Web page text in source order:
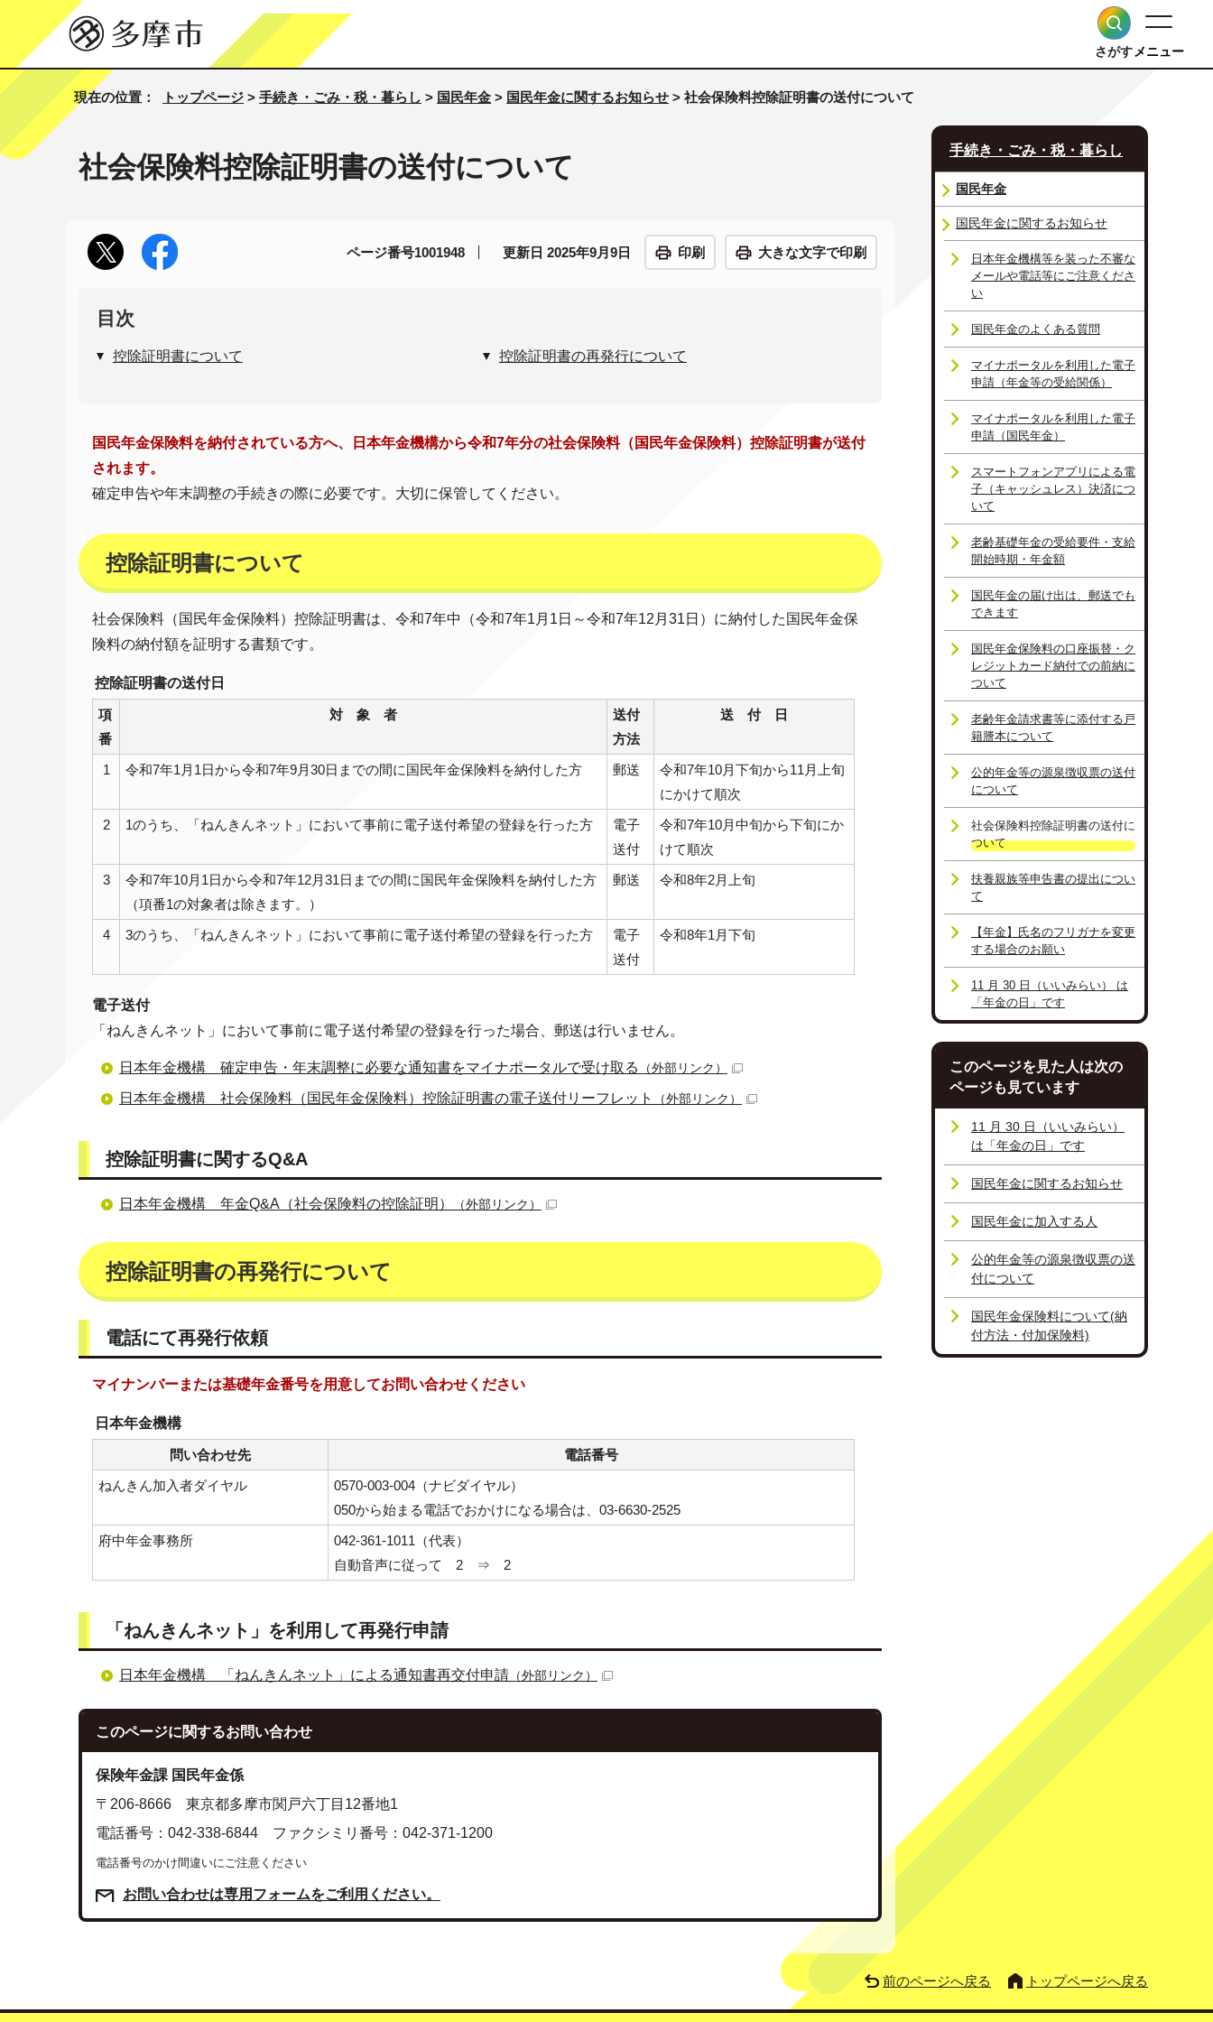
さがすメニュー
現在の位置： トップページ > 手続き・ごみ・税・暮らし > 国民年金 > 国民年金に関するお知らせ > 社会保険料控除証明書の送付について
社会保険料控除証明書の送付について
ページ番号1001948 更新日 2025年9月9日 印刷 大きな文字で印刷
目次
控除証明書について 控除証明書の再発行について
国民年金保険料を納付されている方へ、日本年金機構から令和7年分の社会保険料（国民年金保険料）控除証明書が送付
されます。
確定申告や年末調整の手続きの際に必要です。大切に保管してください。
控除証明書について
社会保険料（国民年金保険料）控除証明書は、令和7年中（令和7年1月1日～令和7年12月31日）に納付した国民年金保
険料の納付額を証明する書類です。
控除証明書の送付日
項
番
対 象 者
送付
方法
送 付 日
1 令和7年1月1日から令和7年9月30日までの間に国民年金保険料を納付した方 郵送
令和7年10月下旬から11月上旬
にかけて順次
2
1のうち、「ねんきんネット」において事前に電子送付希望の登録を行った方
電子
送付
令和7年10月中旬から下旬にか
けて順次
3
令和7年10月1日から令和7年12月31日までの間に国民年金保険料を納付した方
（項番1の対象者は除きます。）
郵送 令和8年2月上旬
4 3のうち、「ねんきんネット」において事前に電子送付希望の登録を行った方
電子
送付
令和8年1月下旬
電子送付
「ねんきんネット」において事前に電子送付希望の登録を行った場合、郵送は行いません。
日本年金機構 確定申告・年末調整に必要な通知書をマイナポータルで受け取る （外部リンク）
日本年金機構 社会保険料（国民年金保険料）控除証明書の電子送付リーフレット （外部リンク）
控除証明書に関するQ&A
日本年金機構 年金Q&A（社会保険料の控除証明） （外部リンク）
控除証明書の再発行について
電話にて再発行依頼
マイナンバーまたは基礎年金番号を用意してお問い合わせください
日本年金機構
問い合わせ先
電話番号
ねんきん加入者ダイヤル
0570-003-004（ナビダイヤル）
050から始まる電話でおかけになる場合は、03-6630-2525
府中年金事務所
042-361-1011（代表）
自動音声に従って 2 ⇒ 2
「ねんきんネット」を利用して再発行申請
日本年金機構 「ねんきんネット」による通知書再交付申請 （外部リンク）
このページに関するお問い合わせ
保険年金課 国民年金係
〒206-8666 東京都多摩市関戸六丁目12番地1
電話番号：042-338-6844 ファクシミリ番号：042-371-1200
電話番号のかけ間違いにご注意ください
お問い合わせは専用フォームをご利用ください。
手続き・ごみ・税・暮らし
国民年金
国民年金に関するお知らせ
日本年金機構等を装った不審な
メールや電話等にご注意くださ
い
国民年金のよくある質問
マイナポータルを利用した電子
申請（年金等の受給関係）
マイナポータルを利用した電子
申請（国民年金）
スマートフォンアプリによる電
子（キャッシュレス）決済につ
いて
老齢基礎年金の受給要件・支給
開始時期・年金額
国民年金の届け出は、郵送でも
できます
国民年金保険料の口座振替・ク
レジットカード納付での前納に
ついて
老齢年金請求書等に添付する戸
籍謄本について
公的年金等の源泉徴収票の送付
について
社会保険料控除証明書の送付に
ついて
扶養親族等申告書の提出につい
て
【年金】氏名のフリガナを変更
する場合のお願い
11 月 30 日（いいみらい） は
「年金の日」です
このページを見た人は次の
ページも見ています
11 月 30 日（いいみらい）
は「年金の日」です
国民年金に関するお知らせ
国民年金に加入する人
公的年金等の源泉徴収票の送
付について
国民年金保険料について(納
付方法・付加保険料)
前のページへ戻る トップページへ戻る